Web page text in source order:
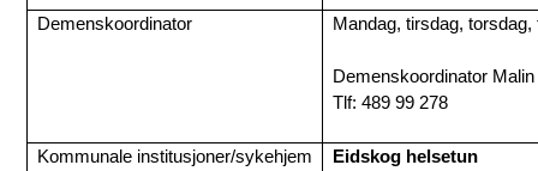
Demenskoordinator Mandag, tirsdag, torsdag,
Demenskoordinator
Tlf: 489 99 278
Kommunale institusjoner/sykehjem
Eidskog helsetun